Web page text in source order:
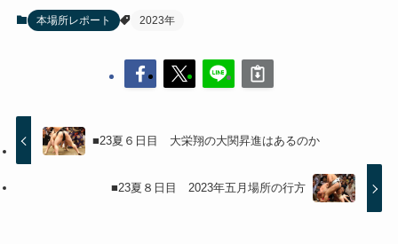
本場所レポート 2023年
■23夏６日目 大栄翔の大関昇進はあるのか
■23夏８日目 2023年五月場所の行方